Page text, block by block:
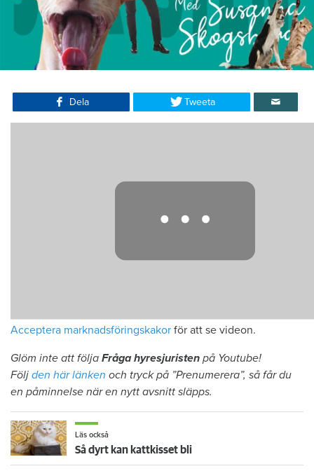
Dela Tweeta
Acceptera marknadsföringskakor för att se videon.
Glöm inte att följa Fråga hyresjuristen på Youtube!
Följ den här länken och tryck på ”Prenumerera”, så får du
en påminnelse när en nytt avsnitt släpps.
Läs också
Så dyrt kan kattkisset bli